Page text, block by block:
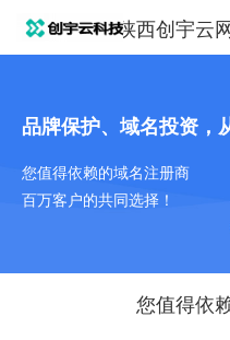
陕西创宇云
品牌保护、域名投资
您值得依赖的域名注册商
百万客户的共同选择！
您值得依